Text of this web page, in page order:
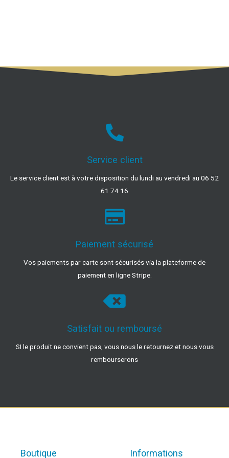
Service client
Le service client est à votre disposition du lundi au vendredi au 06 52
61 74 16
Paiement sécurisé
Vos paiements par carte sont sécurisés via la plateforme de
paiement en ligne Stripe.
Satisfait ou remboursé
SI le produit ne convient pas, vous nous le retournez et nous vous
rembourserons
Boutique Informations